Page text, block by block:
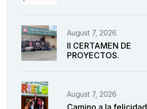
August 7, 2026
II CERTAMEN DE
PROYECTOS.
August 7, 2026
Camino a la felicidad.